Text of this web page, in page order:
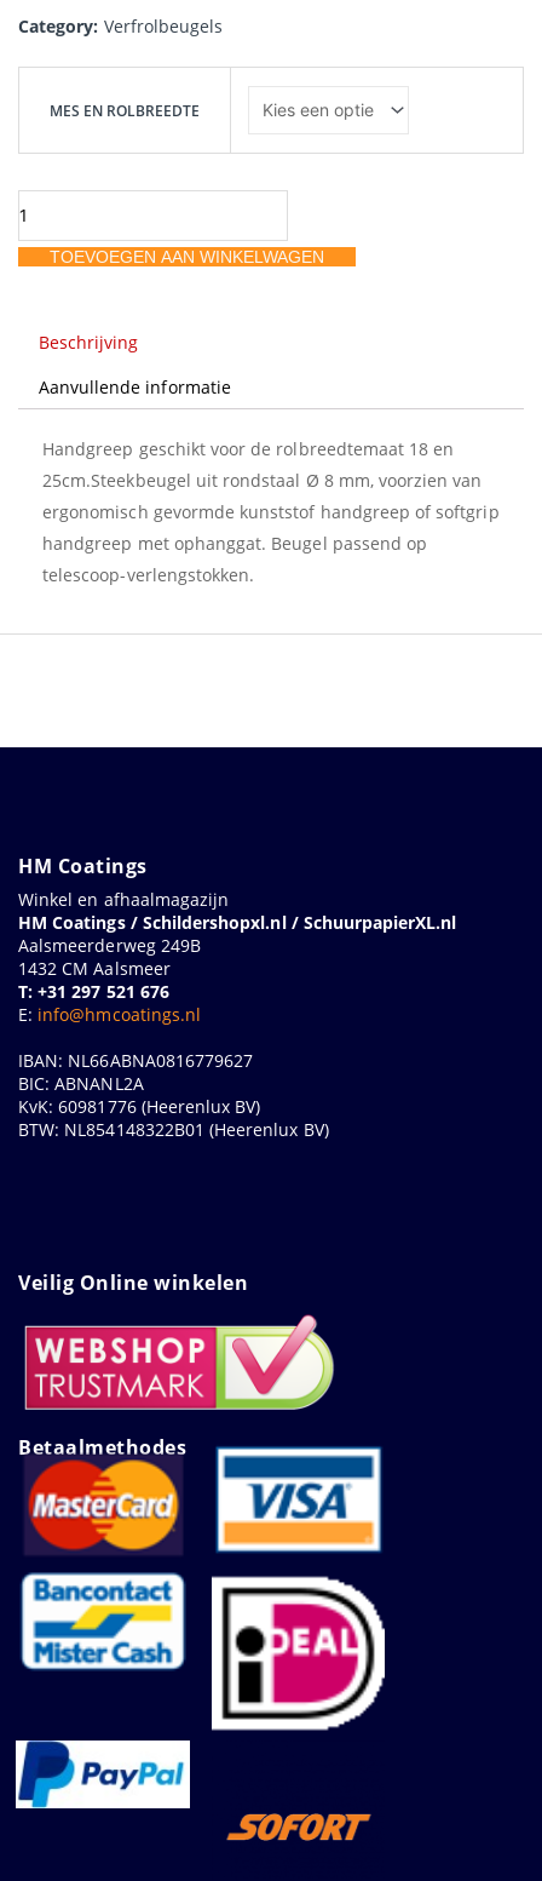
€3.67
Category: Verfrolbeugels
MES EN ROLBREEDTE
rollers
25
cm
grote
aantal
TOEVOEGEN AAN WINKELWAGEN
Beschrijving
Aanvullende informatie
Handgreep geschikt voor de rolbreedtemaat 18 en
25cm.Steekbeugel uit rondstaal Ø 8 mm, voorzien van
ergonomisch gevormde kunststof handgreep of softgrip
handgreep met ophanggat. Beugel passend op
telescoop-verlengstokken.
HM Coatings
Winkel en afhaalmagazijn
HM Coatings / Schildershopxl.nl / SchuurpapierXL.nl
Aalsmeerderweg 249B
1432 CM Aalsmeer
T: +31 297 521 676
E: info@hmcoatings.nl
IBAN: NL66ABNA0816779627
BIC: ABNANL2A
KvK: 60981776 (Heerenlux BV)
BTW: NL854148322B01 (Heerenlux BV)
Veilig Online winkelen
Betaalmethodes